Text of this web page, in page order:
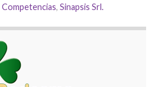
Competencias, Sinapsis Srl.